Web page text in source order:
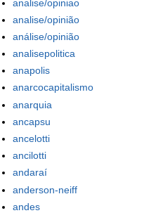
analise/opiniao
analise/opinião
análise/opinião
analisepolitica
anapolis
anarcocapitalismo
anarquia
ancapsu
ancelotti
ancilotti
andaraí
anderson-neiff
andes